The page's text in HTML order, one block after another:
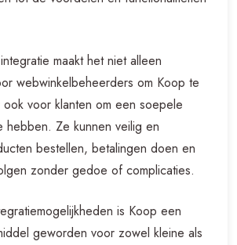
maakt het niet alleen
webwinkelbeheerders om Koop te
voor klanten om een soepele
hebben. Ze kunnen veilig en
bestellen, betalingen doen en
zonder gedoe of complicaties.
is Koop een
geworden voor zowel kleine als